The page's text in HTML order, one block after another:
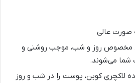
صورت عالی
مخصوص روز و شب، موجب روشنی و
می‌شوند.
لاکچری کوین، پوست را در شب و روز